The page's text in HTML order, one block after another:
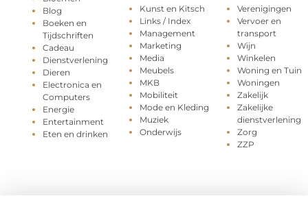
Blog
Boeken en
Tijdschriften
Cadeau
Dienstverlening
Dieren
Electronica en
Computers
Energie
Entertainment
Eten en drinken
Kunst en Kitsch
Links / Index
Management
Marketing
Media
Meubels
MKB
Mobiliteit
Mode en Kleding
Muziek
Onderwijs
Verenigingen
Vervoer en
transport
Wijn
Winkelen
Woning en Tuin
Woningen
Zakelijk
Zakelijke
dienstverlening
Zorg
ZZP